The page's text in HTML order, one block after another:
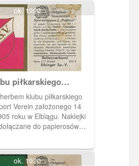
w specjalnych
Gdańska filia tej berlińskiej
się na Weidengasse
35/39).
ok. 1920
piłkarskiego
Verein
klubu piłkarskiego
Verein założonego 14
roku w Elblągu. Naklejki
do papierosów
się na Weidengasse
ok. 1920